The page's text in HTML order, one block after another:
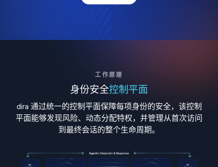
工作原理
身份安全控制平面
dira 通过统一的控制平面保障每项身份的安全，该控制
平面能够发现风险、动态分配特权，并管理从首次访问
到最终会话的整个生命周期。